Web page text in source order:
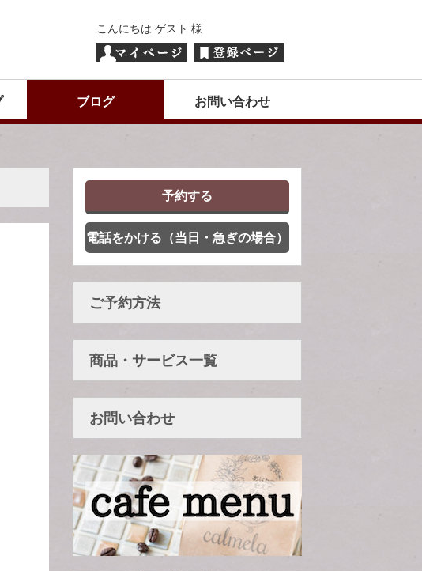
こんにちは ゲスト 様
ブログ お問い合わせ
予約する
電話をかける（当日・急ぎの場合）
ご予約方法
商品・サービス一覧
お問い合わせ